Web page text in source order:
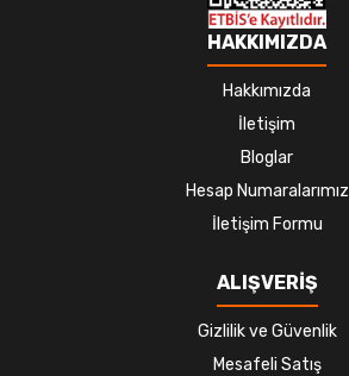
HAKKIMIZDA
Hakkımızda
İletişim
Bloglar
Hesap Numaralarımız
İletişim Formu
ALIŞVERİŞ
Gizlilik ve Güvenlik
Mesafeli Satış